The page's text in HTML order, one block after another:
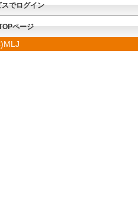
でログイン
ページ